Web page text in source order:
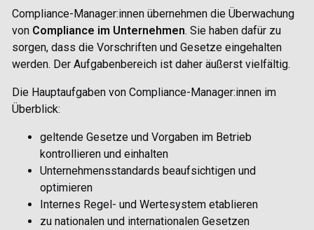
Compliance-Manager:innen übernehmen die Überwachung
von Compliance im Unternehmen. Sie haben dafür zu
sorgen, dass die Vorschriften und Gesetze eingehalten
werden. Der Aufgabenbereich ist daher äußerst vielfältig.
Die Hauptaufgaben von Compliance-Manager:innen im
Überblick:
geltende Gesetze und Vorgaben im Betrieb
kontrollieren und einhalten
Unternehmensstandards beaufsichtigen und
optimieren
Internes Regel- und Wertesystem etablieren
zu nationalen und internationalen Gesetzen